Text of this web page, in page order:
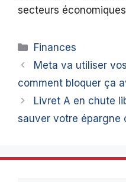
secteurs
Catégories
Finances
Meta va utiliser
comment bloquer ça
Livret A en chute
sauver votre épargne